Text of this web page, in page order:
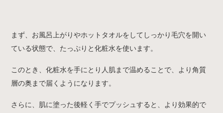
まず、お風呂上がりやホットタオルをしてしっかり毛穴を開い
ている状態で、たっぷりと化粧水を使います。
このとき、化粧水を手にとり人肌まで温めることで、より角質
層の奥まで届くようになります。
さらに、肌に塗った後軽く手でプッシュすると、より効果的で